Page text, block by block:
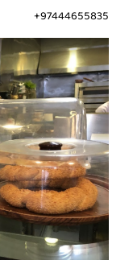
97444655835+